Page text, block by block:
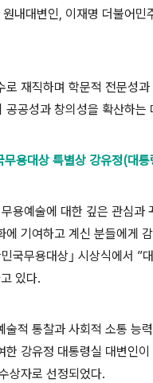
내대변인, 이재명 더불어민
로 재직하며 학문적 전문성
공공성과 창의성을 확산하는
용대상 특별상 강유정(대통
용예술에 대한 깊은 관심과
에 기여하고 계신 분들에게
국무용대상 ｣ 시상식에서 ”
있다.
술적 통찰과 사회적 소통 능
강유정 대통령실 대변인이
상자로 선정되었다.